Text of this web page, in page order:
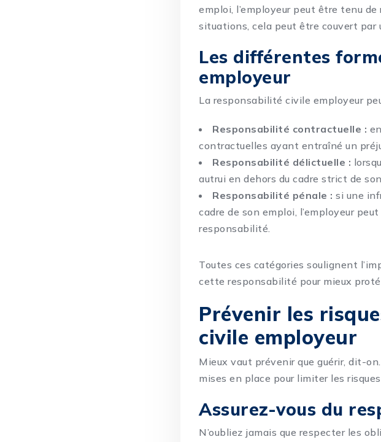
emploi, l’employeur peut être tenu
situations, cela peut être couvert par
Les différentes
employeur
La responsabilité civile employeur
Responsabilité contractuelle :
contractuelles ayant entraîné un
Responsabilité délictuelle :
autrui en dehors du cadre strict de
Responsabilité pénale : si une
cadre de son emploi, l’employeur
responsabilité.
Toutes ces catégories soulignent
cette responsabilité pour mieux
Prévenir les
civile employeur
Mieux vaut prévenir que guérir, dit-
mises en place pour limiter les
Assurez-vous du
N’oubliez jamais que respecter les